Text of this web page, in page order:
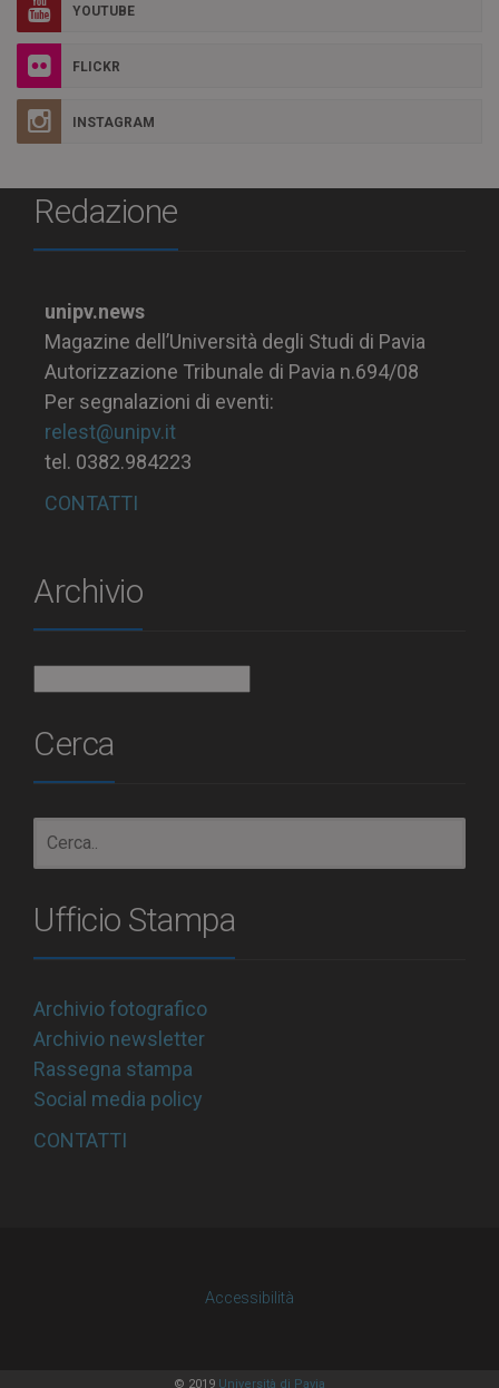
YOUTUBE
FLICKR
INSTAGRAM
Redazione
unipv.news
Magazine dell’Università degli Studi di Pavia
Autorizzazione Tribunale di Pavia n.694/08
Per segnalazioni di eventi:
relest@unipv.it
tel. 0382.984223
CONTATTI
Archivio
Cerca
Ufficio Stampa
Archivio fotografico
Archivio newsletter
Rassegna stampa
Social media policy
CONTATTI
Accessibilità
© 2019 Università di Pavia